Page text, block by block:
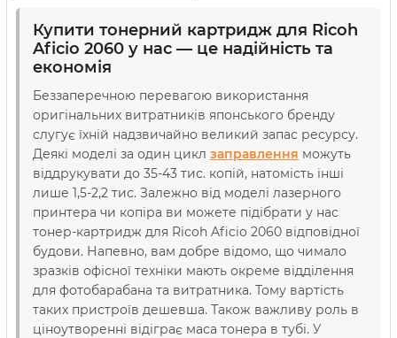
Купити тонерний картридж для Ricoh
Aficio 2060 у нас — це надійність та
економія
Беззаперечною перевагою використання
оригінальних витратників японського бренду
слугує їхній надзвичайно великий запас ресурсу.
Деякі моделі за один цикл заправлення можуть
віддрукувати до 35-43 тис. копій, натомість інші
лише 1,5-2,2 тис. Залежно від моделі лазерного
принтера чи копіра ви можете підібрати у нас
тонер-картридж для Ricoh Aficio 2060 відповідної
будови. Напевно, вам добре відомо, що чимало
зразків офісної техніки мають окреме відділення
для фотобарабана та витратника. Тому вартість
таких пристроїв дешевша. Також важливу роль в
ціноутворенні відіграє маса тонера в тубі. У